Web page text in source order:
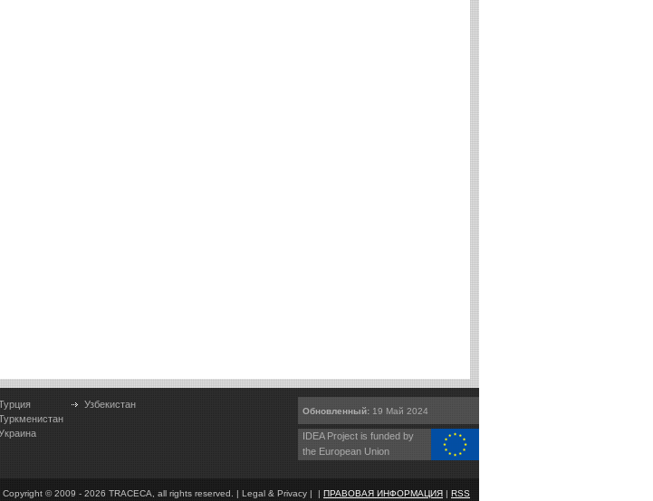
Узбекистан
Обновленный: 19 Май 2024
IDEA Project is funded by
the European Union
Copyright © 2009 - 2026 TRACECA, all rights reserved. | Legal & Privacy | | ПРАВОВАЯ ИНФОРМАЦИЯ | RSS